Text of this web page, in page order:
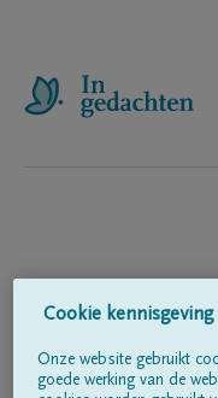
Volg ons op
Cookie kennisgeving
Onze website gebruikt
goede werking van de